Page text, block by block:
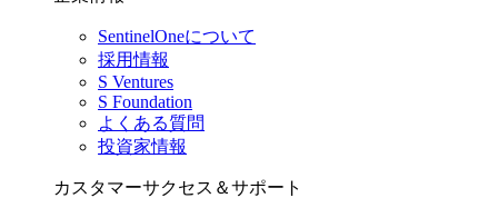
SentinelOneについて
採用情報
S Ventures
S Foundation
よくある質問
投資家情報
カスタマーサクセス＆サポート